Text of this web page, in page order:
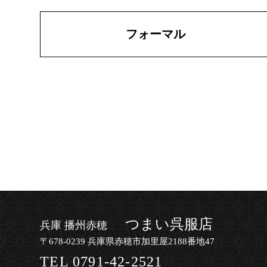
フォーマル
兵庫 播州赤穂 つまい呉服店
〒678-0239 兵庫県赤穂市加里屋2188番地47
TEL 0791-42-2521